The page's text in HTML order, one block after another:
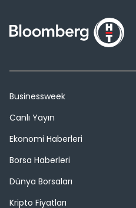
Businessweek
Canlı Yayın
Ekonomi Haberleri
Borsa Haberleri
Dünya Borsaları
Kripto Fiyatları